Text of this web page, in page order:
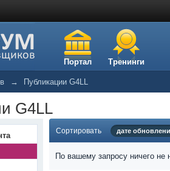
Портал Тренинги
→ Публикации G4LL
G4LL
Сортировать дате
По вашему запросу ничего не